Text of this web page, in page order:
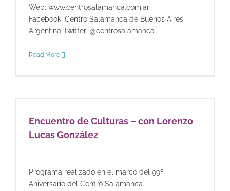
Web: www.centrosalamanca.com.ar
Facebook: Centro Salamanca de Buenos Aires,
Argentina Twitter: @centrosalamanca
Read More
Encuentro de Culturas – con Lorenzo
Lucas González
Programa realizado en el marco del 99º
Aniversario del Centro Salamanca.